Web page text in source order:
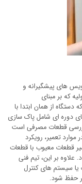
های پیشگیرانه و
که بر مبنای
از همان ابتدا با
دوره ای شامل پاک سازی
قطعات مصرفی است
تعمیر، رویکرد
قطعات معیوب با قطعات
علاوه بر این، تیم فنی
یا سیستم های کنترل
حفظ شود.